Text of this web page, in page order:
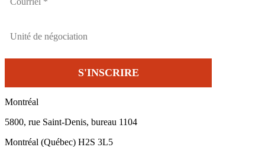
Montréal
5800, rue Saint-Denis, bureau 1104
Montréal (Québec) H2S 3L5